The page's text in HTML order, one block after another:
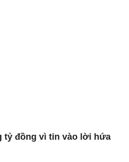
tỷ đồng vì tin vào lời hứa